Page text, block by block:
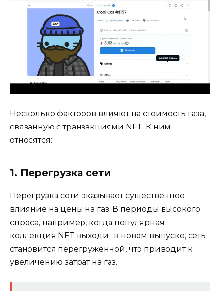
Несколько факторов влияют на стоимость газа,
связанную с транзакциями NFT. К ним
относятся:
1. Перегрузка сети
Перегрузка сети оказывает существенное
влияние на цены на газ. В периоды высокого
спроса, например, когда популярная
коллекция NFT выходит в новом выпуске, сеть
становится перегруженной, что приводит к
увеличению затрат на газ.